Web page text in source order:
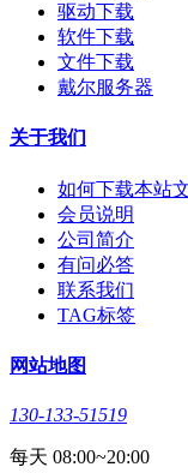
驱动下载
软件下载
文件下载
戴尔服务器
关于我们
如何下载本站
会员说明
公司简介
有问必答
联系我们
TAG标签
网站地图
130-133-51519
每天 08:00~20:00